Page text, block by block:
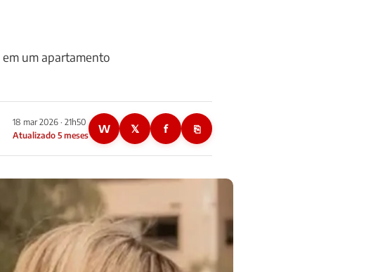
em um apartamento
18 mar 2026 · 21h50
Atualizado 5 meses
W 𝕏 f ⎘